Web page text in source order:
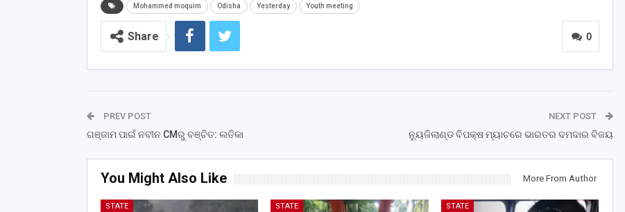
Mohammed moquim Odisha Yesterday Youth meeting
0
Share
PREV POST
ଗଞ୍ଜାମ ପାଇଁ ନବୀନ CMରୁ ବଞ୍ଚିତ: ଲତିକା
NEXT POST
ନ୍ୟୁଜିଲାଣ୍ଡ ବିପକ୍ଷ ମ୍ୟାଚରେ ଭାରତର ଦମଦାର ବିଜୟ
You Might Also Like More From Author
STATE STATE STATE